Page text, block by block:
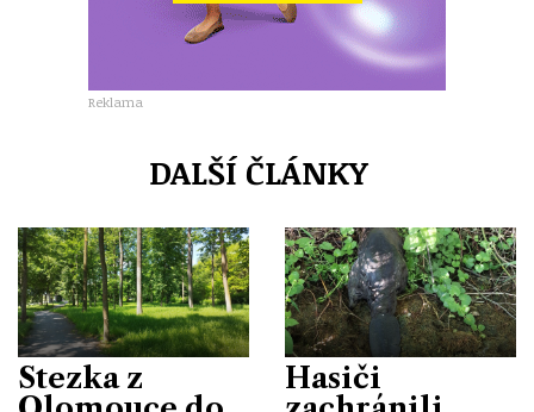
Reklama
DALŠÍ ČLÁNKY
Stezka z
Hasiči